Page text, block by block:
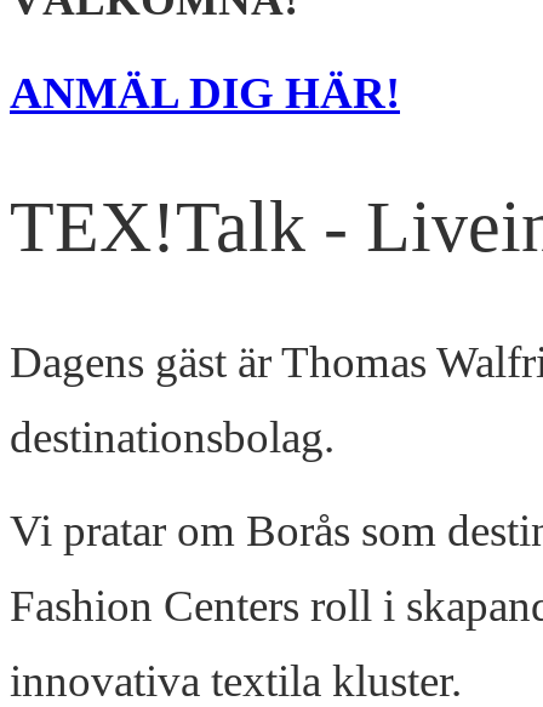
ANMÄL DIG HÄR!
TEX!Talk -
Dagens gäst är Thomas
destinationsbolag.
Vi pratar om Borås som
Fashion Centers roll i
innovativa textila kluster.